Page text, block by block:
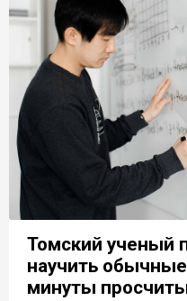
Томский ученый
научить
минуты